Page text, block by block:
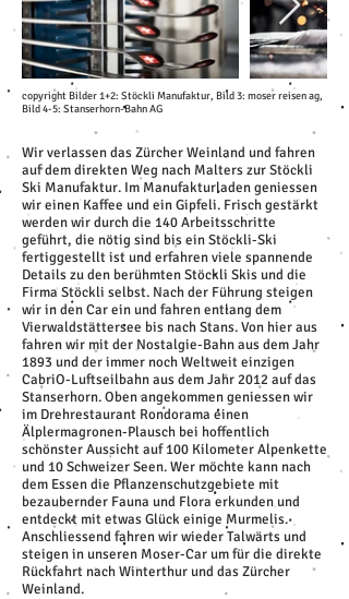
copyright Bilder 1+2: Stöckli Manufaktur, Bild 3: moser reisen ag,
Bild 4-5: Stanserhorn-Bahn AG
Wir verlassen das Zürcher Weinland und fahren
auf dem direkten Weg nach Malters zur Stöckli
Ski Manufaktur. Im Manufakturladen geniessen
wir einen Kaffee und ein Gipfeli. Frisch gestärkt
werden wir durch die 140 Arbeitsschritte
geführt, die nötig sind bis ein Stöckli-Ski
fertiggestellt ist und erfahren viele spannende
Details zu den berühmten Stöckli Skis und die
Firma Stöckli selbst. Nach der Führung steigen
wir in den Car ein und fahren entlang dem
Vierwaldstättersee bis nach Stans. Von hier aus
fahren wir mit der Nostalgie-Bahn aus dem Jahr
1893 und der immer noch Weltweit einzigen
CabriO-Luftseilbahn aus dem Jahr 2012 auf das
Stanserhorn. Oben angekommen geniessen wir
im Drehrestaurant Rondorama einen
Älplermagronen-Plausch bei hoffentlich
schönster Aussicht auf 100 Kilometer Alpenkette
und 10 Schweizer Seen. Wer möchte kann nach
dem Essen die Pflanzenschutzgebiete mit
bezaubernder Fauna und Flora erkunden und
entdeckt mit etwas Glück einige Murmelis.
Anschliessend fahren wir wieder Talwärts und
steigen in unseren Moser-Car um für die direkte
Rückfahrt nach Winterthur und das Zürcher
Weinland.